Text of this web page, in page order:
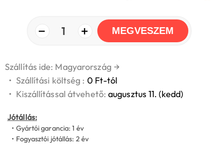
− 1 + MEGVESZEM
Szállítás ide: Magyarország →
• Szállítási költség : 0 Ft-tól
• Kiszállítással átvehető:augusztus 11. (kedd)
Jótállás:
• Gyártói garancia: 1 év
• Fogyasztói jótállás: 2 év